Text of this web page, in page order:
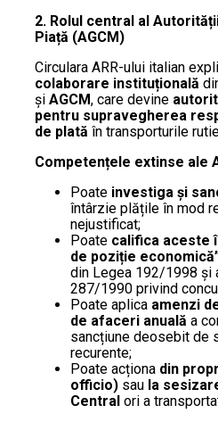
2. Rolul central al
Piață (AGCM)
Circulara ARR-ului italian
colaborare instituțională
și AGCM, care devine
pentru supravegherea
de plată în transporturile
Competențele extinse ale
Poate investiga și
întârzie plățile în mod
nejustificat;
Poate califica aceste
de poziție
din Legea 192/1998 și
287/1990 privind
Poate aplica amenzi
de afaceri anuală a
sancțiune deosebit de
recurente;
Poate acționa din
officio) sau la
Central ori a